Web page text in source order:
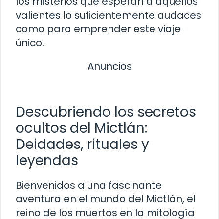
valientes lo suficientemente audaces
como para emprender este viaje
único.
Anuncios
Descubriendo los secretos
ocultos del Mictlán:
Deidades, rituales y
leyendas
Bienvenidos a una fascinante
aventura en el mundo del Mictlán, el
reino de los muertos en la mitología